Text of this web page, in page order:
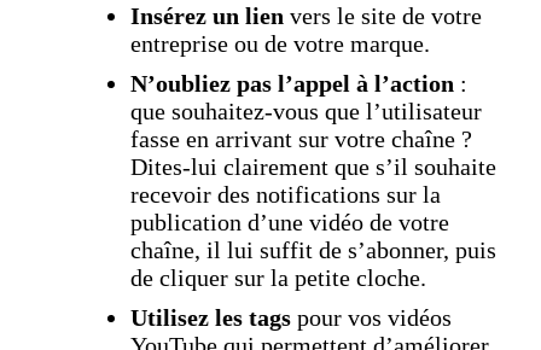
Insérez un lien vers le site de votre
entreprise ou de votre marque.
N’oubliez pas l’appel à l’action :
que souhaitez-vous que l’utilisateur
fasse en arrivant sur votre chaîne ?
Dites-lui clairement que s’il souhaite
recevoir des notifications sur la
publication d’une vidéo de votre
chaîne, il lui suffit de s’abonner, puis
de cliquer sur la petite cloche.
Utilisez les tags pour vos vidéos